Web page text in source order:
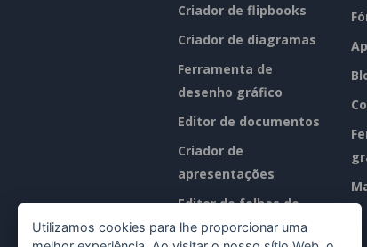
Criador de flipbooks
Criador de diagramas
Ferramenta de
desenho gráfico
Editor de documentos
Criador de
apresentações
Editor de folhas de
cálculo
Utilizamos cookies para lhe proporcionar uma